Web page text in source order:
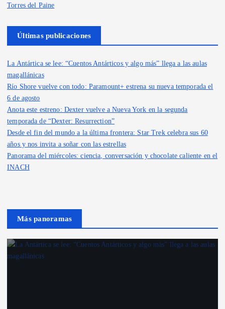
Torres del Paine
Últimas publicaciones
La Antártica se lee: “Cuentos Antárticos y algo más” llega a las aulas
magallánicas
Río Shore vuelve con todo: Paramount+ estrena su nueva temporada el
6 de agosto
Anota este estreno: Dexter vuelve a Nueva York en la segunda
temporada de “Dexter: Resurrection”
Desde el fin del mundo a la última frontera: Star Trek celebra sus 60
años y nos invita a soñar con las estrellas
Panorama del miércoles: ciencia, conversación y chocolate caliente en el
INACH
Más panoramas